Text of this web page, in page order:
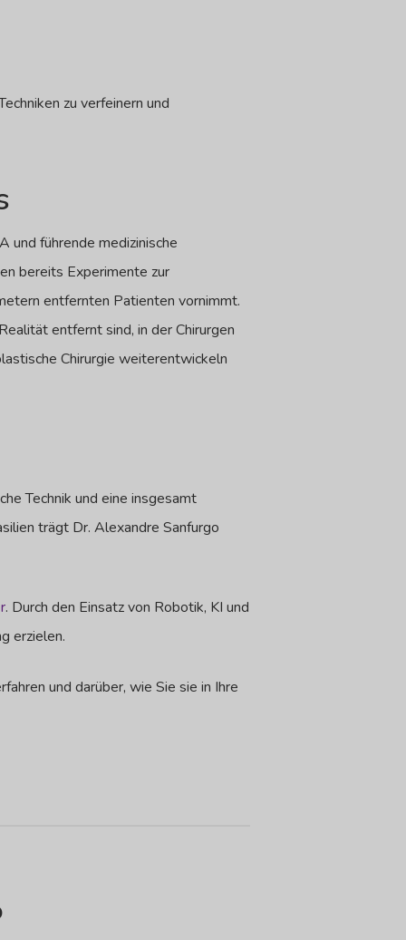
zu verfeinern und
und führende medizinische
bereits Experimente zur
entfernten Patienten vornimmt.
entfernt sind, in der Chirurgen
Chirurgie weiterentwickeln
Technik und eine insgesamt
trägt Dr. Alexandre Sanfurgo
. Durch den Einsatz von Robotik, KI und
erzielen.
und darüber, wie Sie sie in Ihre